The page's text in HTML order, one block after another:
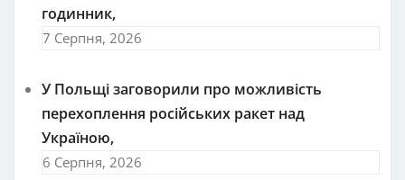
годинник,
7 Серпня, 2026
У Польщі заговорили про можливість
перехоплення російських ракет над
Україною,
6 Серпня, 2026